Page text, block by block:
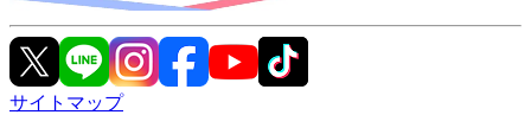
サイトマップ